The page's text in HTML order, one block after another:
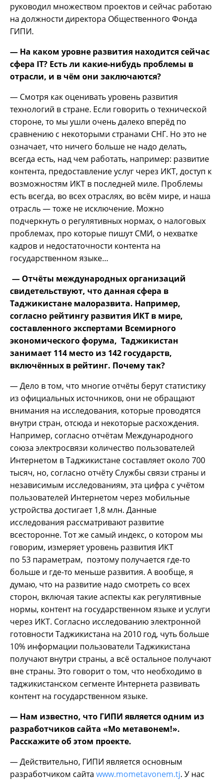
руководил множеством проектов и сейчас работаю
на должности директора Общественного Фонда
ГИПИ.
— На каком уровне развития находится сейчас
сфера IT? Есть ли какие-нибудь проблемы в
отрасли, и в чём они заключаются?
— Смотря как оценивать уровень развития
технологий в стране. Если говорить о технической
стороне, то мы ушли очень далеко вперёд по
сравнению с некоторыми странами СНГ. Но это не
означает, что ничего больше не надо делать,
всегда есть, над чем работать, например: развитие
контента, предоставление услуг через ИКТ, доступ к
возможностям ИКТ в последней миле. Проблемы
есть всегда, во всех отраслях, во всём мире, и наша
отрасль — тоже не исключение. Можно
подчеркнуть о регулятивных нормах, о налоговых
проблемах, про которые пишут СМИ, о нехватке
кадров и недостаточности контента на
государственном языке…
— Отчёты международных организаций
свидетельствуют, что данная сфера в
Таджикистане малоразвита. Например,
согласно рейтингу развития ИКТ в мире,
составленного экспертами Всемирного
экономического форума, Таджикистан
занимает 114 место из 142 государств,
включённых в рейтинг. Почему так?
— Дело в том, что многие отчёты берут статистику
из официальных источников, они не обращают
внимания на исследования, которые проводятся
внутри стран, отсюда и некоторые расхождения.
Например, согласно отчётам Международного
союза электросвязи количество пользователей
Интернетом в Таджикистане составляет около 700
тысяч, но, согласно отчёту Службы связи страны и
независимым исследованиям, эта цифра с учётом
пользователей Интернетом через мобильные
устройства достигает 1,8 млн. Данные
исследования рассматривают развитие
всесторонне. Тот же самый индекс, о котором мы
говорим, измеряет уровень развития ИКТ
по 53 параметрам, поэтому получается где-то
больше и где-то меньше развития. А вообще, я
думаю, что на развитие надо смотреть со всех
сторон, включая такие аспекты как регулятивные
нормы, контент на государственном языке и услуги
через ИКТ. Согласно исследованию электронной
готовности Таджикистана на 2010 год, чуть больше
10% информации пользователи Таджикистана
получают внутри страны, а всё остальное получают
вне страны. Это говорит о том, что необходимо в
таджикистанском сегменте Интернета развивать
контент на государственном языке.
— Нам известно, что ГИПИ является одним из
разработчиков сайта «Мо метавонем!».
Расскажите об этом проекте.
— Действительно, ГИПИ является основным
разработчиком сайта www.mometavonem.tj. У нас